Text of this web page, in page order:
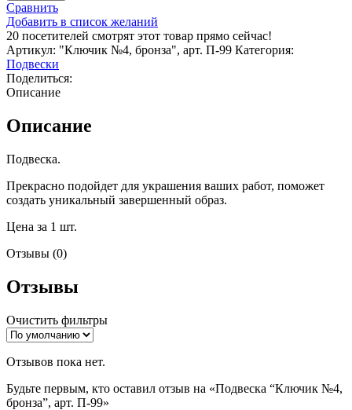
Сравнить
Добавить в список желаний
20 посетителей смотрят этот товар прямо сейчас!
Артикул: "Ключик №4, бронза", арт. П-99 Категория:
Подвески
Поделиться:
Описание
Описание
Подвеска.
Прекрасно подойдет для украшения ваших работ, поможет
создать уникальный завершенный образ.
Цена за 1 шт.
Отзывы (0)
Отзывы
Очистить фильтры
Отзывов пока нет.
Будьте первым, кто оставил отзыв на «Подвеска “Ключик №4,
бронза”, арт. П-99»